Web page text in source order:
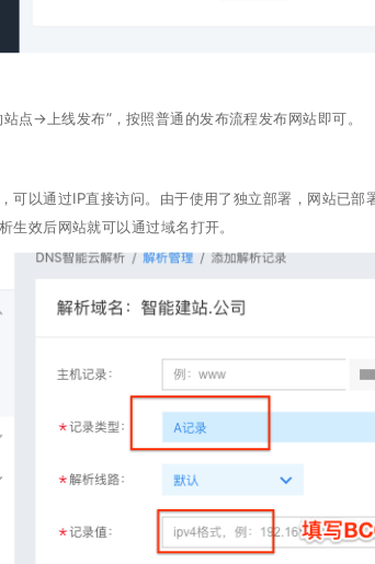
点->上线发布”，按照普通的发布流程发布网站即可。
可以通过IP直接访问。由于使用了独立部署，网站已
生效后网站就可以通过域名打开。